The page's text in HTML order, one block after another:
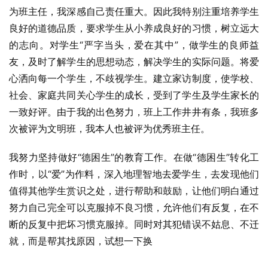
为班主任，我深感自己责任重大。因此我特别注重培养学生
良好的道德品质，要求学生从小养成良好的习惯，树立远大
的志向。对学生“严字当头，爱在其中”，做学生的良师益
友，及时了解学生的思想动态，解决学生的实际问题。将爱
心洒向每一个学生，不歧视学生。建立家访制度，使学校、
社会、家庭共同关心学生的成长，受到了学生及学生家长的
一致好评。由于我的出色努力，班上工作井井有条，我班多
次被评为文明班，我本人也被评为优秀班主任。
我努力坚持做好“德困生”的教育工作。在做“德困生”转化工
作时，以“爱”为作料，深入地理智地去爱学生，去发现他们
值得其他学生赏识之处，进行帮助和鼓励，让他们明白通过
努力自己完全可以克服掉不良习惯，允许他们有反复，在不
断的反复中把坏习惯克服掉。同时对其犯错误不姑息、不迁
就，而是帮其找原因，试想一下换